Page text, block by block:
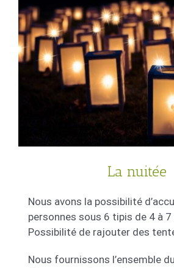
La nuitée
Nous avons la possibilité
personnes sous 6 tipis de 4 à
Possibilité de rajouter des
Nous fournissons l’ensemble